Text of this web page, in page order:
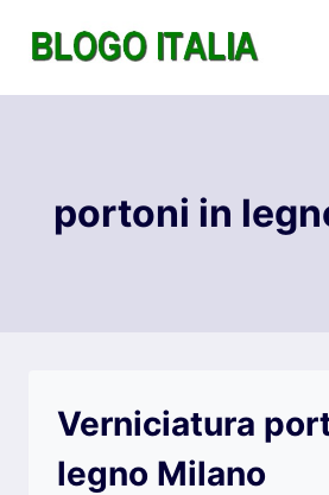
portoni in
Verniciatura
legno Milano